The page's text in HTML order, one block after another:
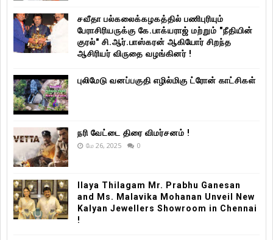
சவீதா பல்கலைக்கழகத்தில் பணிபுரியும்
பேராசிரியருக்கு கே.பாக்யராஜ் மற்றும் "நீதியின்
குரல்" சி.ஆர்.பாஸ்கரன் ஆகியோர் சிறந்த
ஆசிரியர் விருதை வழங்கினர் !
புலிமேடு வனப்பகுதி எழில்மிகு ட்ரோன் காட்சிகள்
நரி வேட்டை திரை விமர்சனம் !
மே 26, 2025 0
Ilaya Thilagam Mr. Prabhu Ganesan
and Ms. Malavika Mohanan Unveil New
Kalyan Jewellers Showroom in Chennai
!